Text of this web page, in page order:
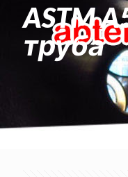
ASTM
труба